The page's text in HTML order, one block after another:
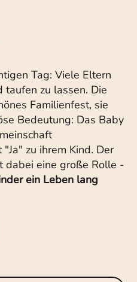
Tag: Viele Eltern
taufen zu lassen. Die
Familienfest, sie
Bedeutung: Das Baby
zu ihrem Kind. Der
dabei eine große Rolle -
ein Leben lang